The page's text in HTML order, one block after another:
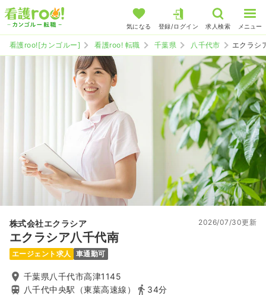
気になる 登録/ログイン 求人検索 メニュー
看護roo![カンゴルー] 看護roo! 転職 千葉県 八千代市 エクラシ
株式会社エクラシア
エクラシア八千代南
2026/07/30更新
エージェント求人 車通勤可
千葉県八千代市高津1145
八千代中央駅（東葉高速線）
34分